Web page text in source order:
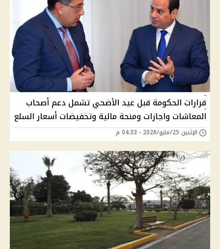
قرارات الحكومة قبل عيد الأضحي تشمل دعم أصحاب
المعاشات واجازات ومنحة مالية وتخفيضات أسعار السلع
الإثنين 25/مايو/2026 - 04:33 م